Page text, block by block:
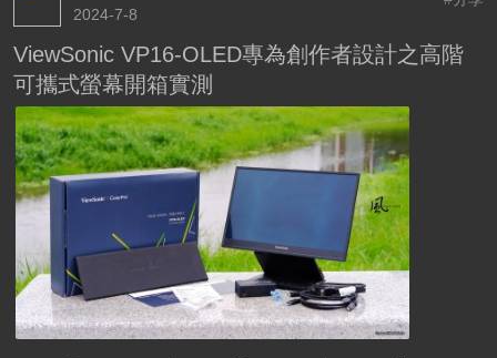
2024-7-8
ViewSonic VP16-OLED專為創作者設計之高階
可攜式螢幕開箱實測